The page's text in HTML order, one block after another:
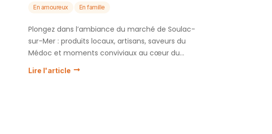
En amoureux En famille
Plongez dans l’ambiance du marché de Soulac-
sur-Mer : produits locaux, artisans, saveurs du
Médoc et moments conviviaux au cœur du...
Lire l'article